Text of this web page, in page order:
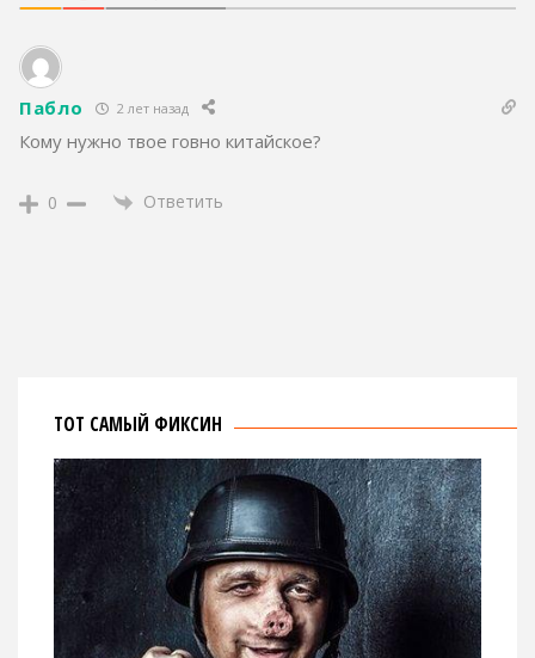
Пабло 2 лет назад
Кому нужно твое говно китайское?
0 Ответить
ТОТ САМЫЙ ФИКСИН